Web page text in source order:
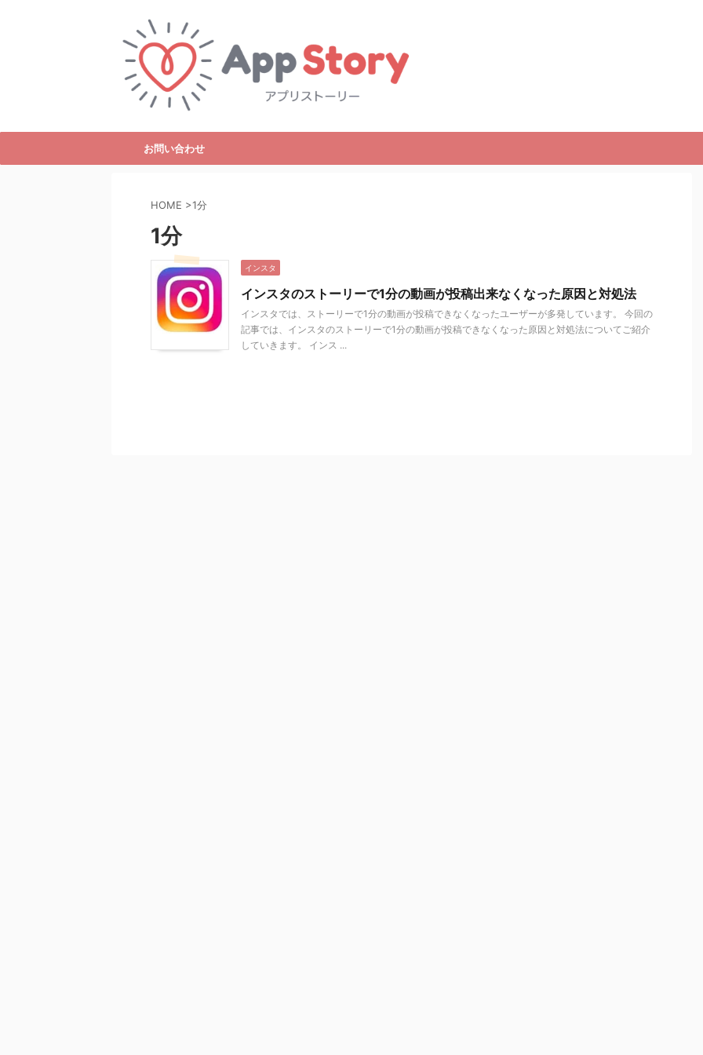
お問い合わせ
HOME >1分
1分
インスタ
インスタのストーリーで1分の動画が投稿出来なくなった原因と対処法
インスタでは、ストーリーで1分の動画が投稿できなくなったユーザーが多発しています。 今回の
記事では、インスタのストーリーで1分の動画が投稿できなくなった原因と対処法についてご紹介
していきます。 インス ...